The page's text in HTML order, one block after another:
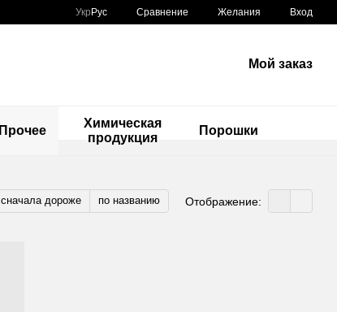
Укр Рус Сравнение Желания Вход
Мой заказ
Прочее
Химическая
продукция
Порошки
сначала дороже по названию Отображение: